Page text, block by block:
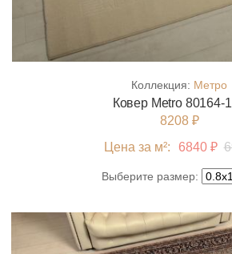
Коллекция: Метро
Ковер Metro 80164-
8208 ₽
Цена за м²:
6840 ₽
Выберите размер: